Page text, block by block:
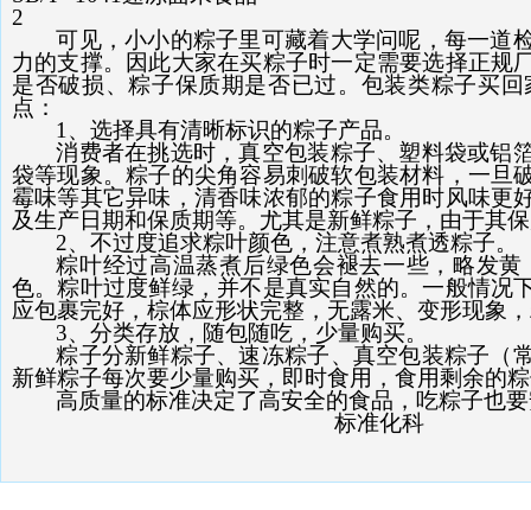
2
可见，小小的粽子里可藏着大学问呢，每一道
力的支撑。因此大家在买粽子时一定需要选择正规
是否破损、粽子保质期是否已过。包装类粽子买
点：
1、选择具有清晰标识的粽子产品。
消费者在挑选时，真空包装粽子、塑料袋或铝
袋等现象。粽子的尖角容易刺破软包装材料，一旦
霉味等其它异味，清香味浓郁的粽子食用时风味更
及生产日期和保质期等。尤其是新鲜粽子，由于其
2、不过度追求粽叶颜色，注意煮熟煮透粽子。
粽叶经过高温蒸煮后绿色会褪去一些，略发
色。粽叶过度鲜绿，并不是真实自然的。一般情况
应包裹完好，棕体应形状完整，无露米、变形现象
3、分类存放，随包随吃，少量购买。
粽子分新鲜粽子、速冻粽子、真空包装粽子（
新鲜粽子每次要少量购买，即时食用，食用剩余的
高质量的标准决定了高安全的食品，吃粽子也
标准化科